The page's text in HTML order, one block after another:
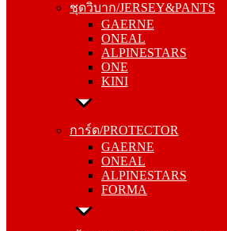
ชุดวิบาก/JERSEY&PANTS
GAERNE
ONEAL
ALPINESTARS
ONE
KINI
การ์ด/PROTECTOR
GAERNE
ONEAL
ALPINESTARS
FORMA
ONEAL
ALPINESTARS
ONE
KINI
การ์ด/PROTECTOR
ONEAL
ALPINESTARS
FORMA
เสื้อหนัง/LEATHER JACKETS